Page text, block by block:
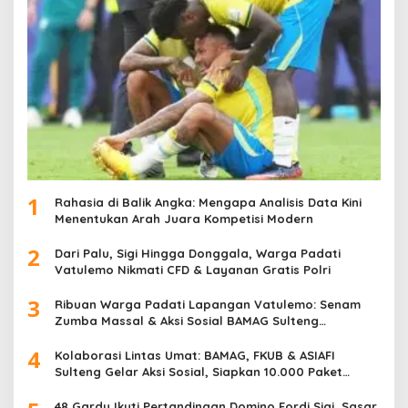
1
Rahasia di Balik Angka: Mengapa Analisis Data Kini
Menentukan Arah Juara Kompetisi Modern
2
Dari Palu, Sigi Hingga Donggala, Warga Padati
Vatulemo Nikmati CFD & Layanan Gratis Polri
3
Ribuan Warga Padati Lapangan Vatulemo: Senam
Zumba Massal & Aksi Sosial BAMAG Sulteng
4
Kolaborasi Lintas Umat: BAMAG, FKUB & ASIAFI
Sulteng Gelar Aksi Sosial, Siapkan 10.000 Paket